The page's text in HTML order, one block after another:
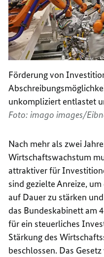
Förderung von
unkompliziert entlastet
Foto: imago images/
Nach mehr als zwei
Wirtschaftswachstum
attraktiver für
sind gezielte Anreize,
auf Dauer zu stärken
das Bundeskabinett am
für ein steuerliches
Stärkung des
beschlossen. Das